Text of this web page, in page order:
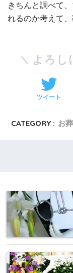
きちんと調べて
れるのか考えて
よろし
ツイート
CATEGORY : お